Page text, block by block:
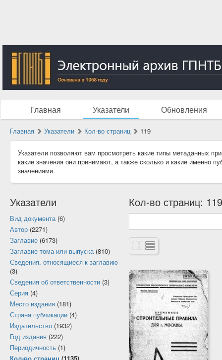
Главная Указатели Обновления
Главная Указатели Кол-во страниц 119
Указатели позволяют вам просмотреть какие типы метаданных
какие значения они принимают, а также сколько и какие именно
значениями.
Указатели
Вид документа(6)
Автор (2271)
Заглавие (6173)
Заглавие тома или выпуска(810)
Сведения, относящиеся к заглавию
(3)
Сведения об ответственности (3)
Серия (4)
Место издания (181)
Страна публикации (4)
Издательство (1932)
Год издания (222)
Периодичность (1)
Кол-во страниц: